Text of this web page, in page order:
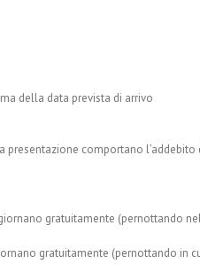
della data prevista di arrivo
presentazione comportano
gratuitamente (pernottando
gratuitamente (pernottando in